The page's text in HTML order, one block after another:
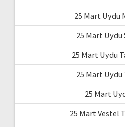
25 Mart Uydu
25 Mart Uydu
25 Mart Uydu
25 Mart Uydu
25 Mart
25 Mart Vestel